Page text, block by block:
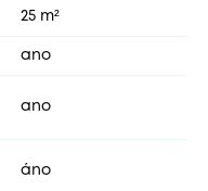
25 m²
ano
ano
áno